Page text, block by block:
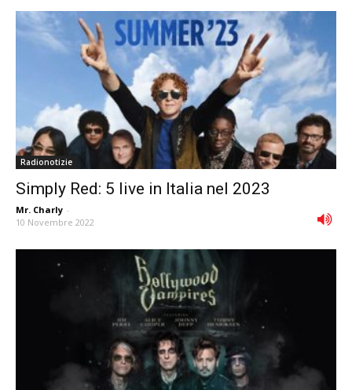
Radionotizie
Simply Red: 5 live in Italia nel 2023
Mr. Charly -
10 Novembre 2022